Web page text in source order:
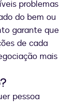
problemas
do bem ou
garante que
de cada
mais
pessoa